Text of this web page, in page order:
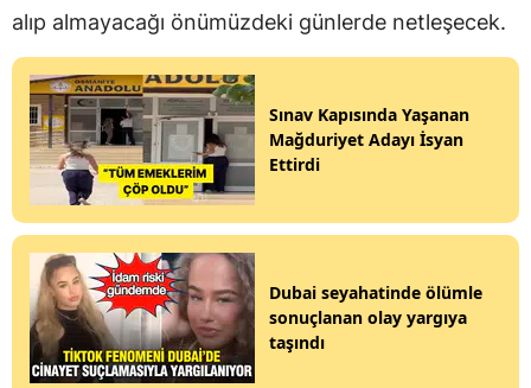
alıp almayacağı önümüzdeki günlerde netleşecek.
Sınav Kapısında Yaşanan
Mağduriyet Adayı İsyan
Ettirdi
Dubai seyahatinde ölümle
sonuçlanan olay yargıya
taşındı